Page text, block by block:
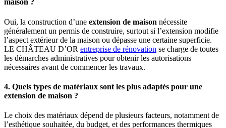
maison ?
Oui, la construction d’une extension de maison nécessite
généralement un permis de construire, surtout si l’extension modifie
l’aspect extérieur de la maison ou dépasse une certaine superficie.
LE CHÂTEAU D’OR entreprise de rénovation se charge de toutes
les démarches administratives pour obtenir les autorisations
nécessaires avant de commencer les travaux.
4. Quels types de matériaux sont les plus adaptés pour une
extension de maison ?
Le choix des matériaux dépend de plusieurs facteurs, notamment de
l’esthétique souhaitée, du budget, et des performances thermiques